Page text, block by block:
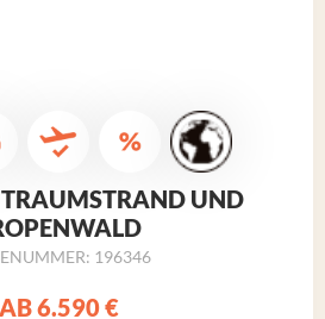
UND
196346
AB6.590 €